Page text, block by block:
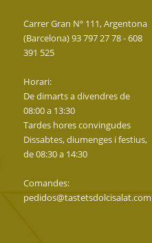
Carrer Gran Nº 111, Argentona
(Barcelona) 93 797 27 78 - 608
391 525
Horari:
De dimarts a divendres de
08:00 a 13:30
Tardes hores convingudes
Dissabtes, diumenges i festius,
de 08:30 a 14:30
Comandes:
pedidos@tastetsdolcisalat.com